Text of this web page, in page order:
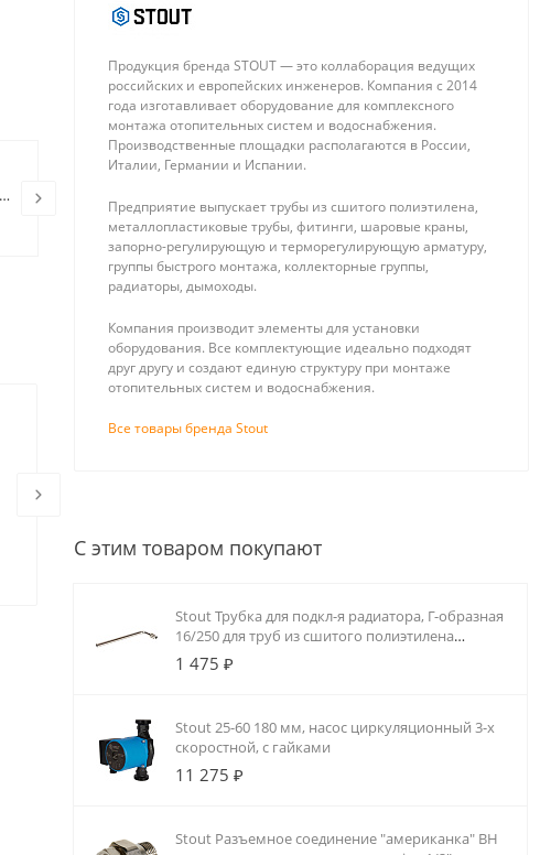
Stout Pex-A 16
(метражом, в
бухте 500м)
труба из
сшитого
полиэтилена
180 ₽
GSM / Wi-Fi
контроллер на
стену и DIN-
рейку, 3 выхода
16 430 ₽
систему автоматики.
Продукция бренда STOUT — это коллаборация ведущих
российских и европейских инженеров. Компания с 2014
года изготавливает оборудование для комплексного
монтажа отопительных систем и водоснабжения.
Производственные площадки располагаются в России,
Италии, Германии и Испании.
Предприятие выпускает трубы из сшитого полиэтилена,
металлопластиковые трубы, фитинги, шаровые краны,
запорно-регулирующую и терморегулирующую арматуру,
группы быстрого монтажа, коллекторные группы,
радиаторы, дымоходы.
Компания производит элементы для установки
оборудования. Все комплектующие идеально подходят
друг другу и создают единую структуру при монтаже
отопительных систем и водоснабжения.
Все товары бренда Stout
С этим товаром покупают
Stout Трубка для подкл-я радиатора, Г-образная
16/250 для труб из сшитого полиэтилена
аксиальный
1 475 ₽
Stout 25-60 180 мм, насос циркуляционный 3-х
скоростной, с гайками
11 275 ₽
Stout Разъемное соединение "американка" ВН